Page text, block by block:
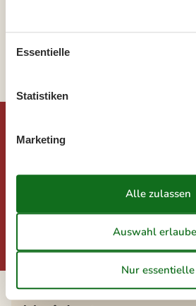
Wählen Sie aus 943
Angebote und Rabatte auf
Freuen Sie sich auf exklusive
Hier finden Sie die besten Angebote
Angebote und
Die neusten Artikel
Essentielle
Statistiken
Marketing